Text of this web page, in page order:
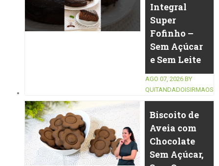
Integral
Super
Fofinho –
Sem Açúcar
e Sem Leite
AGO 07, 2026 BY
QUITANDADOISIRMAOS
Biscoito de
Aveia com
Chocolate
Sem Açúcar,